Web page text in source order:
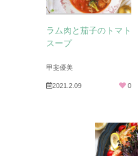
ラム肉と茄子のトマト
スープ
甲斐優美
2021.2.09 0